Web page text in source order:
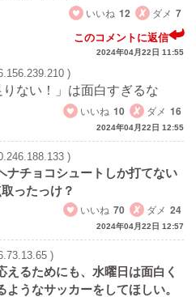
いいね 12 ダメ 7
このコメントに返信
2024年04月22日 11:55
)
りない！」は面白すぎるな
いいね 10 ダメ 16
2024年04月22日 12:55
)
ナチョコシュートしか打てない
ったっけ？
いいね 70 ダメ 24
2024年04月22日 12:57
)
えるためにも、水曜日は面白く
うなサッカーをしてほしい。